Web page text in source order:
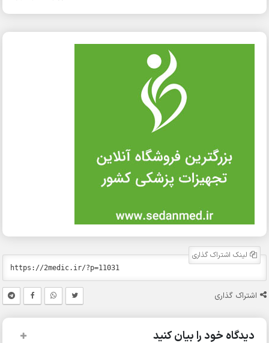
لینک اشتراک گذاری
اشتراک گذاری
دیدگاه خود را بیان کنید